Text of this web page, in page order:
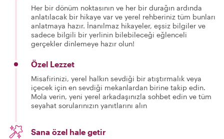
Her bir dönüm noktasının ve her bir durağın ardında
anlatılacak bir hikaye var ve yerel rehberiniz tüm bunları
anlatmaya hazır. İnanılmaz hikayeler, eşsiz bilgiler ve
sadece bilgili bir yerlinin bilebileceği eğlenceli
gerçekler dinlemeye hazır olun!
Özel Lezzet
Misafirinizi, yerel halkın sevdiği bir atıştırmalık veya
içecek için en sevdiği mekanlardan birine takip edin.
Mola verin, yeni yerel arkadaşınızla sohbet edin ve tüm
seyahat sorularınızın yanıtlarını alın
Sana özel hale getir